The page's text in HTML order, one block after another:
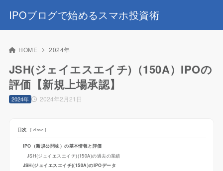
IPOブログで始めるスマホ投資術
HOME 2024年
JSH(ジェイエスエイチ)（150A）IPOの
評価【新規上場承認】
2024年 2024年2月21日
目次 [ close ]
IPO（新規公開株）の基本情報と評価
JSH(ジェイエスエイチ)(150A)の過去の業績
JSH(ジェイエスエイチ)(150A)のIPOデータ